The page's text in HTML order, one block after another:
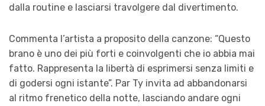
dalla routine e lasciarsi travolgere dal divertimento.
Commenta l’artista a proposito della canzone: “Questo
brano è uno dei più forti e coinvolgenti che io abbia mai
fatto. Rappresenta la libertà di esprimersi senza limiti e
di godersi ogni istante”. Par Ty invita ad abbandonarsi
al ritmo frenetico della notte, lasciando andare ogni